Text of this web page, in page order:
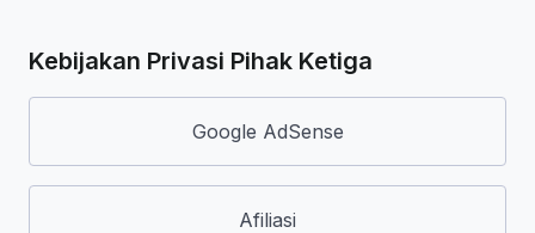
Kebijakan Privasi Pihak Ketiga
Google AdSense
Afiliasi